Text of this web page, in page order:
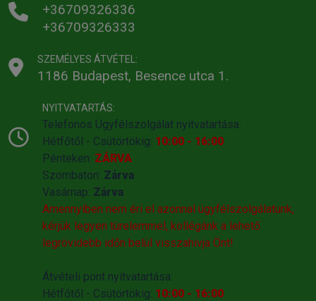
+36709326336
+36709326333
SZEMÉLYES ÁTVÉTEL:
1186 Budapest, Besence utca 1.
NYITVATARTÁS:
Telefonos Ügyfélszolgálat nyitvatartása:
Hétfőtől - Csütörtökig: 10:00 - 16:00
Pénteken: ZÁRVA
Szombaton: Zárva
Vasárnap: Zárva
Amennyiben nem éri el azonnal ügyfélszolgálatunk,
kérjük legyen türelemmel, kollégánk a lehető
legrövidebb időn belül visszahivja Önt!
Átvételi pont nyitvatartása:
Hétfőtől - Csütörtökig: 10:00 - 16:00